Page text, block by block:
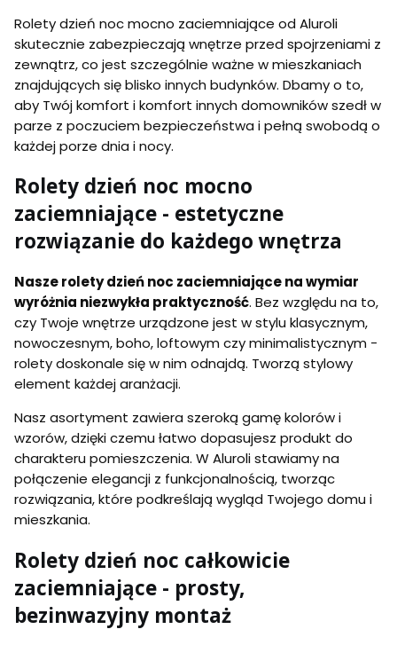
Rolety dzień noc mocno zaciemniające od Aluroli
skutecznie zabezpieczają wnętrze przed spojrzeniami z
zewnątrz, co jest szczególnie ważne w mieszkaniach
znajdujących się blisko innych budynków. Dbamy o to,
aby Twój komfort i komfort innych domowników szedł w
parze z poczuciem bezpieczeństwa i pełną swobodą o
każdej porze dnia i nocy.
Rolety dzień noc mocno
zaciemniające - estetyczne
rozwiązanie do każdego wnętrza
Nasze rolety dzień noc zaciemniające na wymiar
wyróżnia niezwykła praktyczność. Bez względu na to,
czy Twoje wnętrze urządzone jest w stylu klasycznym,
nowoczesnym, boho, loftowym czy minimalistycznym -
rolety doskonale się w nim odnajdą. Tworzą stylowy
element każdej aranżacji.
Nasz asortyment zawiera szeroką gamę kolorów i
wzorów, dzięki czemu łatwo dopasujesz produkt do
charakteru pomieszczenia. W Aluroli stawiamy na
połączenie elegancji z funkcjonalnością, tworząc
rozwiązania, które podkreślają wygląd Twojego domu i
mieszkania.
Rolety dzień noc całkowicie
zaciemniające - prosty,
bezinwazyjny montaż